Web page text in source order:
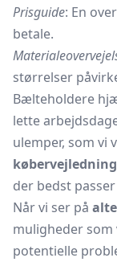
Prisguide: En
betale.
størrelser
Bælteholdere
lette
ulemper, som vi
der bedst
Når vi ser på
muligheder som
potentielle